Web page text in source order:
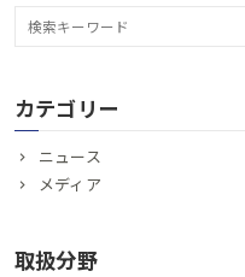
カテゴリー
ニュース
メディア
取扱分野